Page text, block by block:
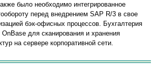
было необходимо интегрированное
перед внедрением SAP R/3 в свое
бэк-офисных процессов. Бухгалтерия
для сканирования и хранения
на сервере корпоративной сети.